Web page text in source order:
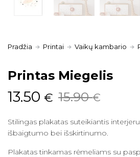
Pradžia Printai Vaikų kambario
Printas Miegelis
15.90€
Original
was:
15.90 €.
13.50 €
Current
is:
13.50 €.
Stilingas plakatas suteikiantis
išbaigtumo bei išskirtinumo.
Plakatas tinkamas rėmeliams su